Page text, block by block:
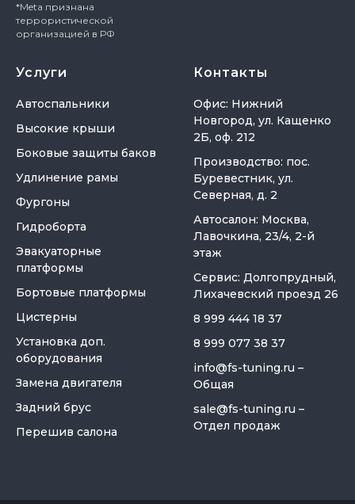
*Meta признана
террористической
организацией в РФ
Услуги
Автоспальники
Высокие крыши
Боковые защиты баков
Удлинение рамы
Фургоны
Гидроборта
Эвакуаторные
платформы
Бортовые платформы
Цистерны
Установка доп.
оборудования
Замена двигателя
Задний брус
Перешив салона
Контакты
Офис: Нижний
Новгород, ул. Кащенко
2Б, оф. 212
Производство: пос.
Буревестник, ул.
Северная, д. 2
Автосалон: Москва,
Лавочкина, 23/4, 2-й
этаж
Сервис: Долгопрудный,
Лихачевский проезд 26
8 999 444 18 37
8 999 077 38 37
info@fs-tuning.ru –
Общая
sale@fs-tuning.ru –
Отдел продаж